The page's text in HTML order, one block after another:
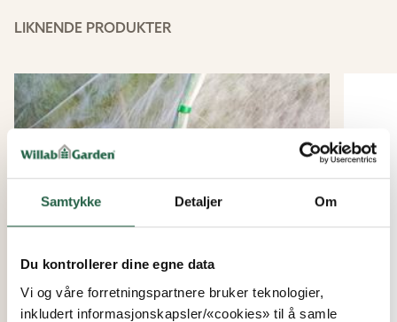
Samtykke Detaljer Om
Du kontrollerer dine egne data
Vi og våre forretningspartnere bruker teknologier,
inkludert informasjonskapsler/«cookies» til å samle
LIKNENDE PRODUKTER